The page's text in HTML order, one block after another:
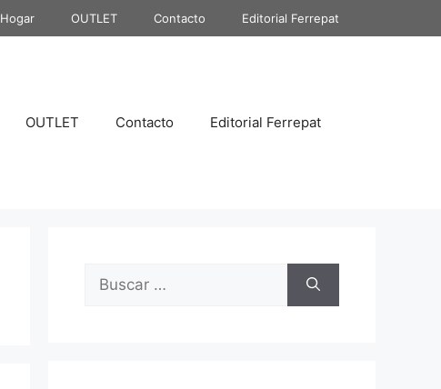
Hogar OUTLET Contacto Editorial Ferrepat
OUTLET Contacto Editorial Ferrepat
Buscar: